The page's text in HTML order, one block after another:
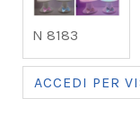
N 8183
ACCEDI PER